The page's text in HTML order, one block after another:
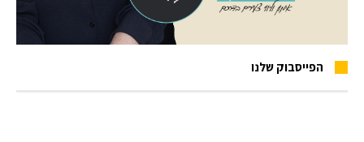
הפייסבוק שלנו